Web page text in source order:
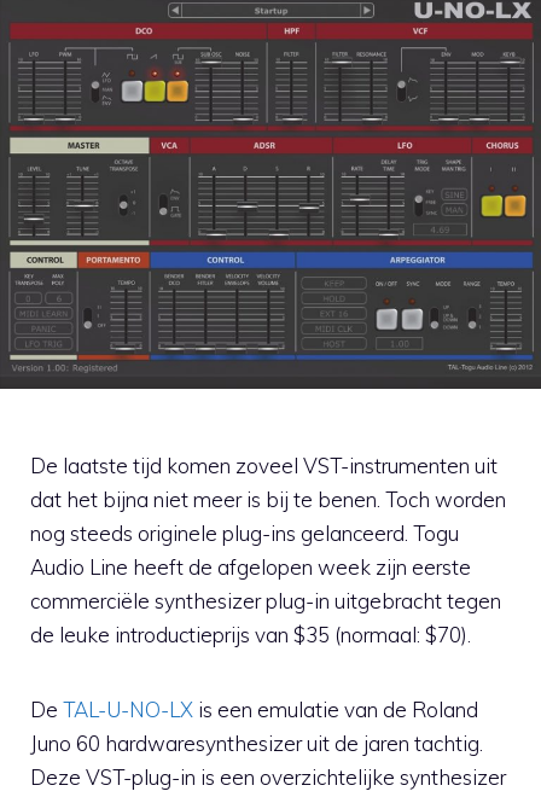
De laatste tijd komen zoveel VST-instrumenten uit
dat het bijna niet meer is bij te benen. Toch worden
nog steeds originele plug-ins gelanceerd. Togu
Audio Line heeft de afgelopen week zijn eerste
commerciële synthesizer plug-in uitgebracht tegen
de leuke introductieprijs van $35 (normaal: $70).
De TAL-U-NO-LX is een emulatie van de Roland
Juno 60 hardwaresynthesizer uit de jaren tachtig.
Deze VST-plug-in is een overzichtelijke synthesizer